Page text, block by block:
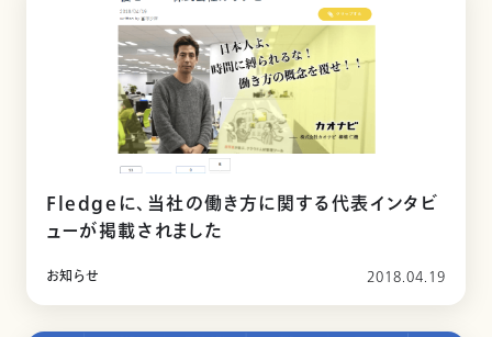
Fledgeに、当社の働き方に関する代表インタビ
ューが掲載されました
お知らせ 2018.04.19